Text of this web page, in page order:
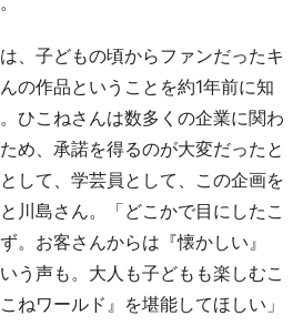
、子どもの頃からファンだったキ
の作品ということを約1年前に知
ひこねさんは数多くの企業に関わ
め、承諾を得るのが大変だったと
して、学芸員として、この企画を
川島さん。「どこかで目にしたこ
。お客さんからは『懐かしい』
う声も。大人も子どもも楽しむこ
ねワールド』を堪能してほしい」